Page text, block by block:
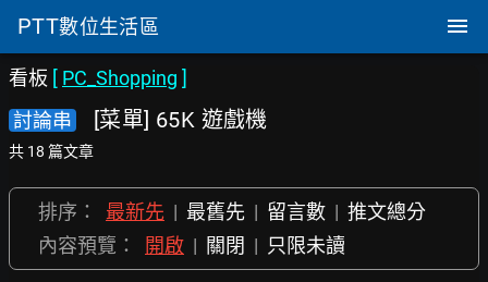
PTT數位生活區
看板 [ PC_Shopping ]
討論串
[菜單] 65K 遊戲機
共 18 篇文章
排序： 最新先 | 最舊先 | 留言數 | 推文總分
內容預覽：
開啟 | 關閉 | 只限未讀